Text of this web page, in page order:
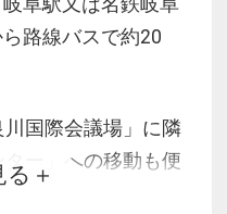
岐阜駅又は名鉄岐阜
路線バスで約20
国際会議場」に隣
ー」への移動も便
山と岐阜城が望め
る